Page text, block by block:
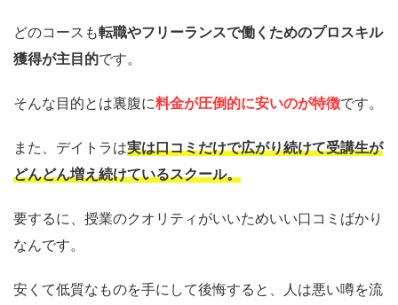
どのコースも転職やフリーランスで働くためのプロスキル
獲得が主目的です。
そんな目的とは裏腹に料金が圧倒的に安いのが特徴です。
また、デイトラは実は口コミだけで広がり続けて受講生が
どんどん増え続けているスクール。
要するに、授業のクオリティがいいためいい口コミばかり
なんです。
安くて低質なものを手にして後悔すると、人は悪い噂を流